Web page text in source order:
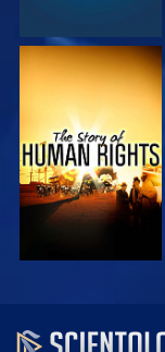
觀看
觀看